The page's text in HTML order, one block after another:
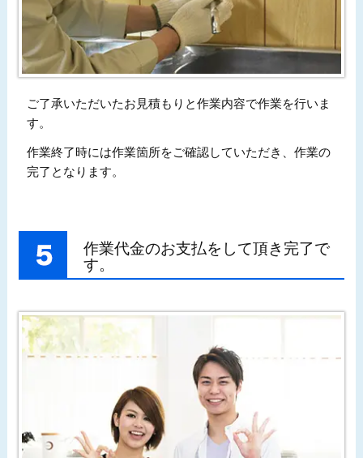
ご了承いただいたお見積もりと作業内容で作業を行いま
す。
作業終了時には作業箇所をご確認していただき、作業の
完了となります。
作業代金のお支払をして頂き完了で
す。